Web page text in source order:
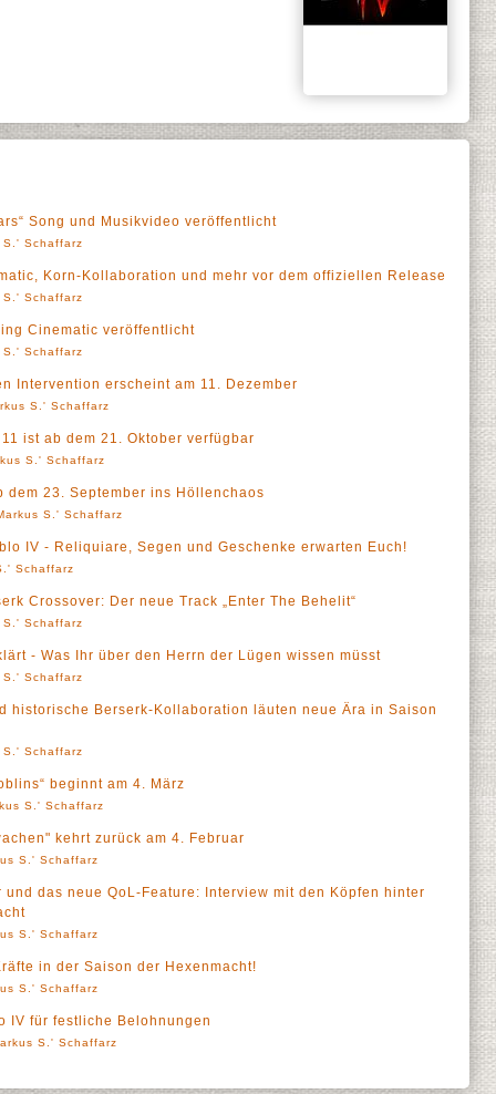
Song und Musikvideo veröffentlicht
S.' Schaffarz
Korn-Kollaboration und mehr vor dem offiziellen Release
S.' Schaffarz
Cinematic veröffentlicht
S.' Schaffarz
Intervention erscheint am 11. Dezember
S.' Schaffarz
ist ab dem 21. Oktober verfügbar
S.' Schaffarz
dem 23. September ins Höllenchaos
S.' Schaffarz
IV - Reliquiare, Segen und Geschenke erwarten Euch!
Schaffarz
Crossover: Der neue Track „Enter The Behelit“
S.' Schaffarz
- Was Ihr über den Herrn der Lügen wissen müsst
S.' Schaffarz
historische Berserk-Kollaboration läuten neue Ära in Saison
S.' Schaffarz
beginnt am 4. März
S.' Schaffarz
kehrt zurück am 4. Februar
S.' Schaffarz
das neue QoL-Feature: Interview mit den Köpfen hinter
S.' Schaffarz
in der Saison der Hexenmacht!
S.' Schaffarz
IV für festliche Belohnungen
S.' Schaffarz